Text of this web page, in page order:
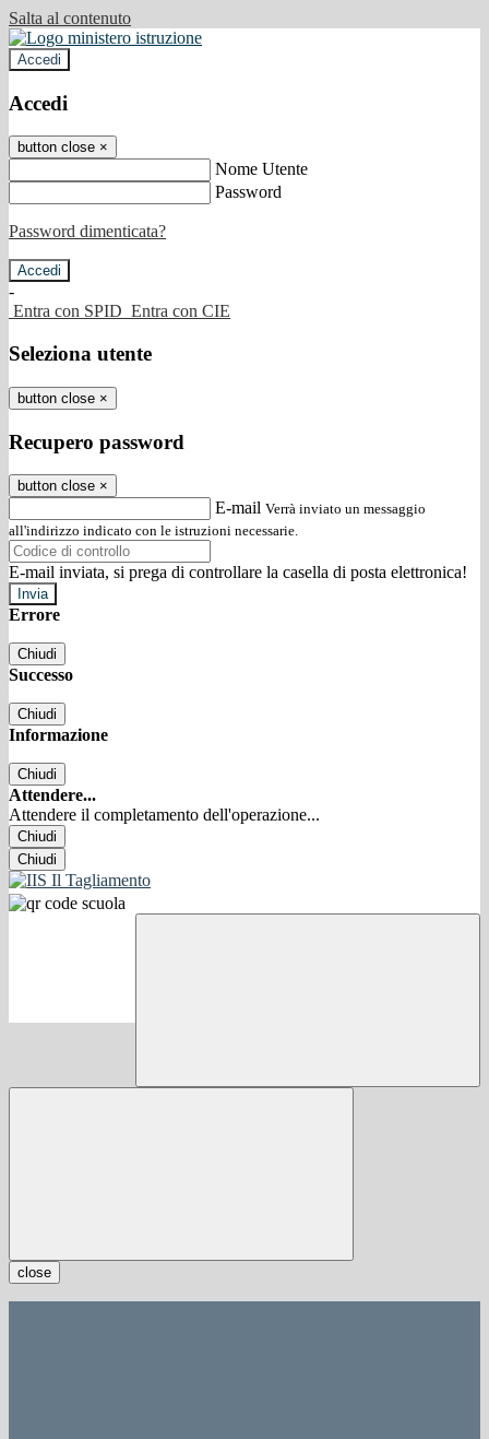
Salta al contenuto
Accedi
Accedi
button close ×
Nome Utente
Password
Password dimenticata?
-
Entra con SPID Entra con CIE
Seleziona utente
button close ×
Recupero password
button close ×
E-mail Verrà inviato un messaggio
all'indirizzo indicato con le istruzioni necessarie.
E-mail inviata, si prega di controllare la casella di posta elettronica!
Errore
Chiudi
Successo
Chiudi
Informazione
Chiudi
Attendere...
Attendere il completamento dell'operazione...
Chiudi
Chiudi
close